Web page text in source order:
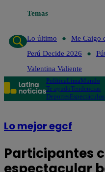
TemasLo último
Lo último
Me Caigo
Perú Decide 2026
Valentina Valiente
PolíticaLimaMundo
Te ayudoTendencias
DeportesEspectáculos
Lo mejor egcf
Participantes